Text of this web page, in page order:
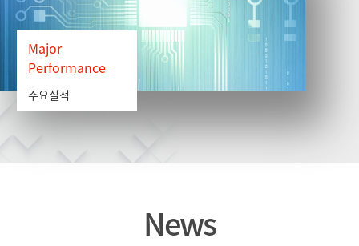
Major
Performance
주요실적
News